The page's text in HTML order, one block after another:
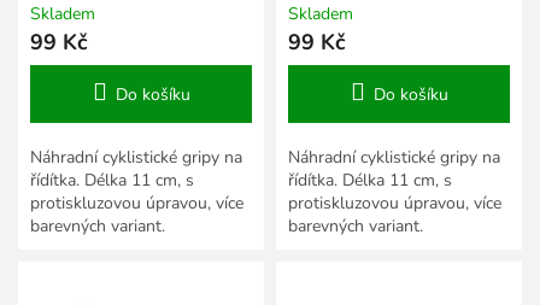
Skladem
99 Kč
Do košíku
Náhradní cyklistické gripy na
řídítka. Délka 11 cm, s
protiskluzovou úpravou, více
barevných variant.
Skladem
99 Kč
Do košíku
Náhradní cyklistické gripy na
řídítka. Délka 11 cm, s
protiskluzovou úpravou, více
barevných variant.